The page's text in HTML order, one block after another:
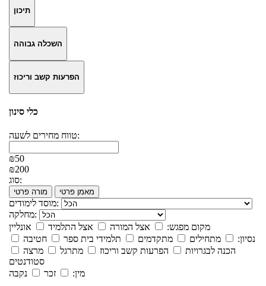
תיכון
השכלה גבוהה
הפרעות קשב וריכוז
כלי סינון
טווח מחירים לשעה:
₪50
₪200
סוג:
מורה פרטי מאמן פרטי
מוסד לימודים:
מחלקה:
מקום מפגש:
אצל המורה אצל התלמיד
אונליין
נסיון:
מתחילים מתקדמים תלמידי בית ספר
חטיבה
הכנה לבגרויות
הפרעות קשב וריכוז מתרגל
מרצה
סטודנטים
מין:
זכר נקבה